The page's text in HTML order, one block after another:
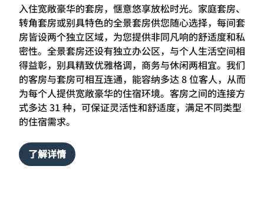
入住宽敞豪华的套房，惬意悠享放松时光。家庭套房、
转角套房或别具特色的全景套房供您随心选择，每间套
房皆设两个独立区域，为您提供非同凡响的舒适度和私
密性。全景套房还设有独立办公区，与个人生活空间相
得益彰，别具精致优雅格调，商务与休闲两相宜。我们
的客房与套房可相互连通，能容纳多达 8 位客人，从而
为每个人提供宽敞豪华的住宿环境。客房之间的连接方
式多达 31 种，可保证灵活性和舒适度，满足不同类型
的住宿需求。
了解详情